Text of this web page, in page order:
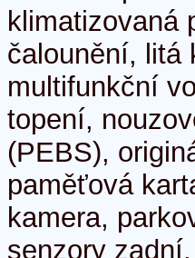
klimatizovaná
čalounění, litá
multifunkční
topení,
(PEBS),
paměťová
kamera,
senzory